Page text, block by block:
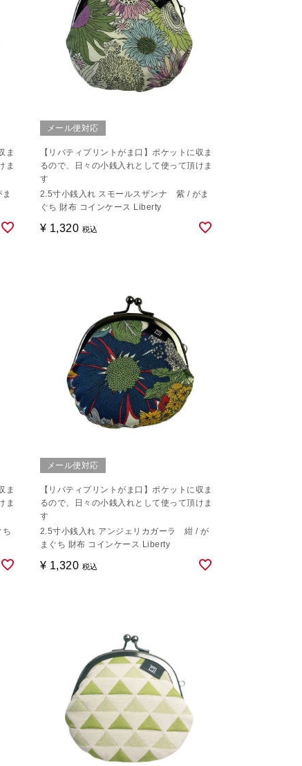
ま
ま
メール便対応
【リバティプリントがま口】ポケットに収ま
るので、日々の小銭入れとして使って頂けま
す
2.5寸小銭入れ スモールスザンナ 紫 / がま
ぐち 財布 コインケース Liberty
¥ 1,320 税込
ま
ま
メール便対応
【リバティプリントがま口】ポケットに収ま
るので、日々の小銭入れとして使って頂けま
す
2.5寸小銭入れ アンジェリカガーラ 紺 / が
まぐち 財布 コインケース Liberty
¥ 1,320 税込